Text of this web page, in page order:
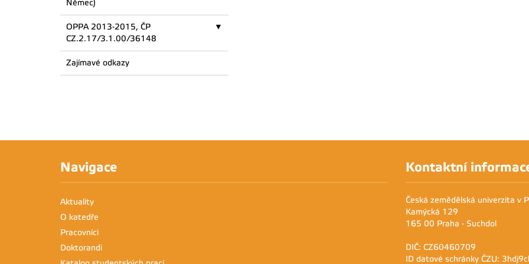
Němec)
OPPA 2013-2015, ČP
CZ.2.17/3.1.00/36148
Zajímavé odkazy
Navigace
Aktuality
O katedře
Pracovníci
Doktorandi
Kontaktní
Česká zemědělská univerzita v
Kamýcká 129
165 00 Praha - Suchdol
DIČ: CZ60460709
ID datové schránky ČZU: